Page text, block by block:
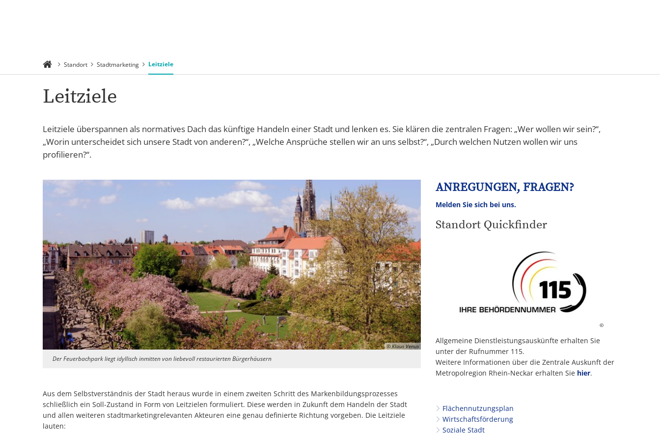
Standort Stadtmarketing Leitziele
Leitziele
Leitziele überspannen als normatives Dach das künftige Handeln einer Stadt und lenken es. Sie klären die zentralen Fragen: „Wer wollen wir sein?“,
„Worin unterscheidet sich unsere Stadt von anderen?“, „Welche Ansprüche stellen wir an uns selbst?“, „Durch welchen Nutzen wollen wir uns
profilieren?“.
© Klaus Venus
Der Feuerbachpark liegt idyllisch inmitten von liebevoll restaurierten Bürgerhäusern
Aus dem Selbstverständnis der Stadt heraus wurde in einem zweiten Schritt des Markenbildungsprozesses
schließlich ein Soll-Zustand in Form von Leitzielen formuliert. Diese werden in Zukunft dem Handeln der Stadt
und allen weiteren stadtmarketingrelevanten Akteuren eine genau definierte Richtung vorgeben. Die Leitziele
lauten:
ANREGUNGEN, FRAGEN?
Melden Sie sich bei uns.
Standort Quickfinder
©
Allgemeine Dienstleistungsauskünfte erhalten Sie
unter der Rufnummer 115.
Weitere Informationen über die Zentrale Auskunft der
Metropolregion Rhein-Neckar erhalten Sie hier.
Flächennutzungsplan
Wirtschaftsförderung
Soziale Stadt